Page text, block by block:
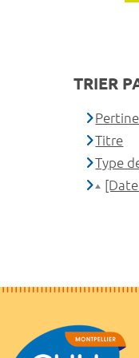
TRIER
Titre
Type